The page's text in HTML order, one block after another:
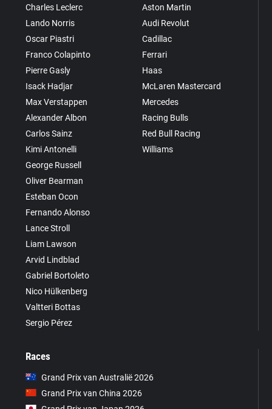
Charles Leclerc
Lando Norris
Oscar Piastri
Franco Colapinto
Pierre Gasly
Isack Hadjar
Max Verstappen
Alexander Albon
Carlos Sainz
Kimi Antonelli
George Russell
Oliver Bearman
Esteban Ocon
Fernando Alonso
Lance Stroll
Liam Lawson
Arvid Lindblad
Gabriel Bortoleto
Nico Hülkenberg
Valtteri Bottas
Sergio Pérez
Aston Martin
Audi Revolut
Cadillac
Ferrari
Haas
McLaren Mastercard
Mercedes
Racing Bulls
Red Bull Racing
Williams
Races
Grand Prix van Australië 2026
Grand Prix van China 2026